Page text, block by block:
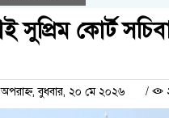
সুপ্রিম কোর্ট
বুধবার, ২০ মে ২০২৬ /